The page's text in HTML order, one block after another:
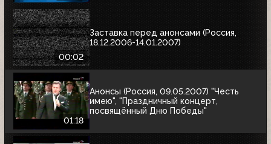
00:02
Заставка перед анонсами (Россия,
18.12.2006-14.01.2007)
01:18
Анонсы (Россия, 09.05.2007) "Честь
имею", "Праздничный концерт,
посвящённый Дню Победы"